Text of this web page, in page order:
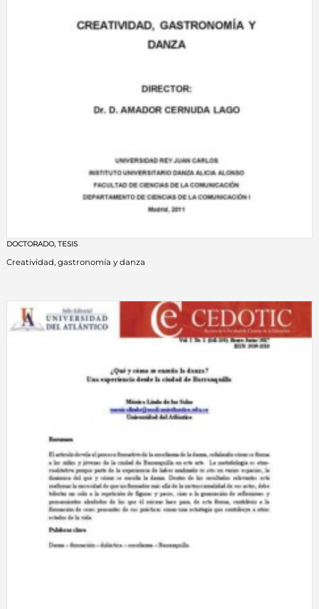
DOCTORADO, TESIS
Creatividad, gastronomía y danza